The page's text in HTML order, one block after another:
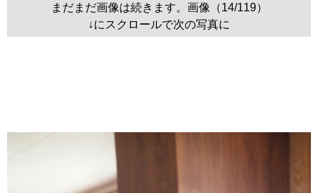
まだまだ画像は続きます。画像（14/119）
↓にスクロールで次の写真に